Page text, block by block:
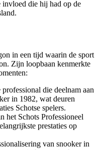
die hij had op de
in een tijd waarin de sport
Zijn loopbaan kenmerkte
die deelnam aan
in 1982, wat deuren
Schotse spelers.
het Schots Professioneel
prestaties op
van snooker in